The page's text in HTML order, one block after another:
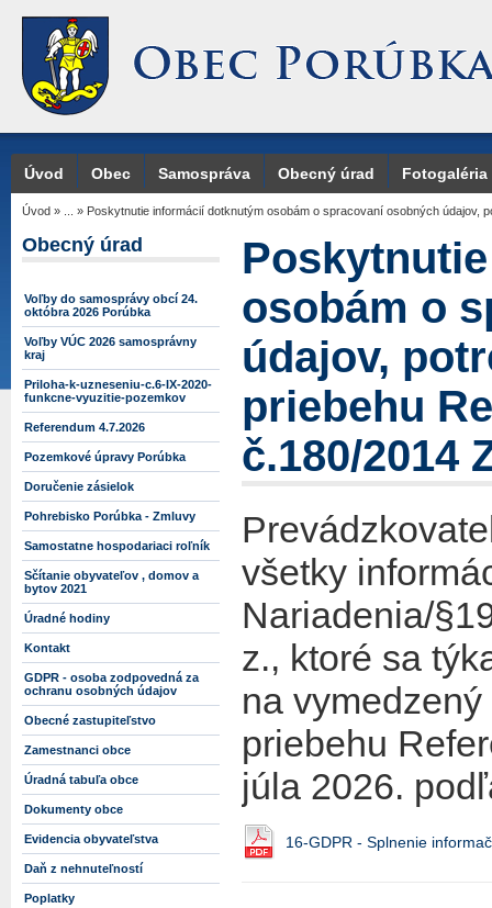
Úvod Obec Samospráva Obecný úrad Fotogaléria
Úvod » » Poskytnutie informácií dotknutým osobám o spracovaní osobných údajov,
Obecný úrad
Voľby do samosprávy obcí 24.
októbra 2026 Porúbka
Voľby VÚC 2026 samosprávny
kraj
Priloha-k-uzneseniu-c.6-IX-2020-
funkcne-vyuzitie-pozemkov
Referendum 4.7.2026
Pozemkové úpravy Porúbka
Doručenie zásielok
Pohrebisko Porúbka - Zmluvy
Samostatne hospodariaci roľník
Sčítanie obyvateľov , domov a
bytov 2021
Úradné hodiny
Kontakt
GDPR - osoba zodpovedná za
ochranu osobných údajov
Obecné zastupiteľstvo
Zamestnanci obce
Úradná tabuľa obce
Dokumenty obce
Evidencia obyvateľstva
Daň z nehnuteľností
Poplatky
osobám o
údajov,
priebehu
č.180/2014
všetky
Nariadenia/
z., ktoré sa
na
priebehu
júla 2026.
16-GDPR - Splnenie